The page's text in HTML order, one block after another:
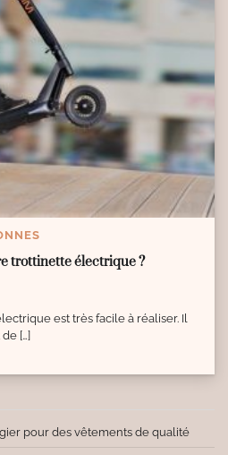
trottinette électrique ?
est très facile à réaliser. Il
[…]
pour des vêtements de qualité